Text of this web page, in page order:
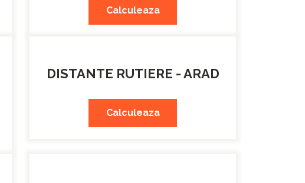
Calculeaza
DISTANTE RUTIERE - ARAD
Calculeaza